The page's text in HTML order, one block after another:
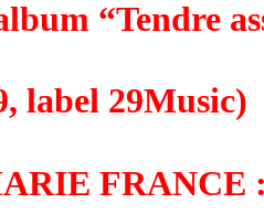
“Tendre
label 29Music)
FRANCE :